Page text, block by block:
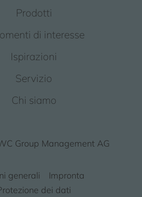
Prodotti
di interesse
Ispirazioni
Servizio
Chi siamo
Group Management AG
generali
Impronta
dei dati